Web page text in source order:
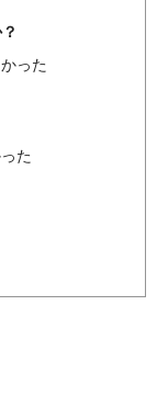
った
た